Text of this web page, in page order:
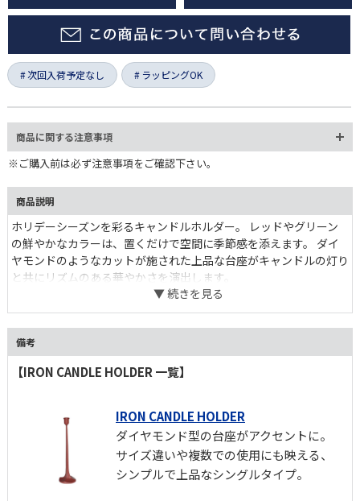
次回入荷予定なし ラッピングOK
商品に関する注意事項
※ご購入前は必ず注意事項をご確認下さい。
商品説明
ホリデーシーズンを彩るキャンドルホルダー。 レッドやグリーン
の鮮やかなカラーは、置くだけで空間に季節感を添えます。 ダイ
ヤモンドのようなカットが施された上品な台座がキャンドルの灯り
と共にリズムのある華やかさを演出します。
備考
【IRON CANDLE HOLDER 一覧】
IRON CANDLE HOLDER
ダイヤモンド型の台座がアクセントに。
サイズ違いや複数での使用にも映える、
シンプルで上品なシングルタイプ。